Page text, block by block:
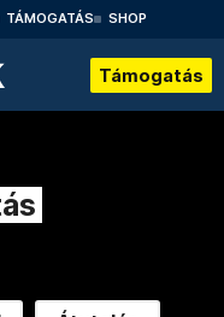
TÁMOGATÁS SHOP
Támogatás